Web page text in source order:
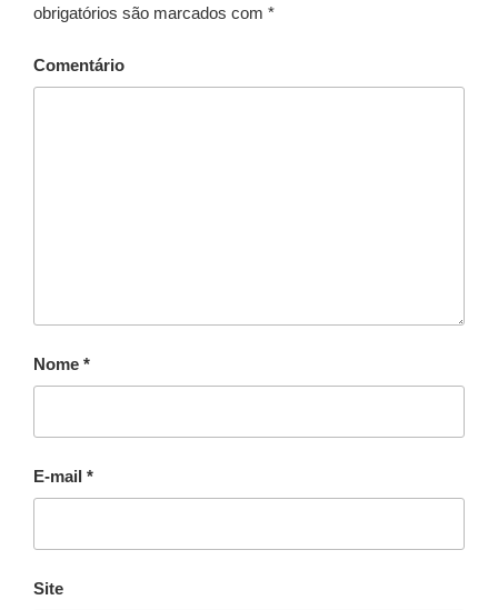
obrigatórios são marcados com *
Comentário
Nome *
E-mail *
Site